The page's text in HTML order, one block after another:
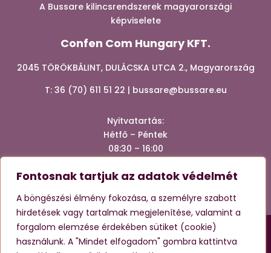
Fontosnak tartjuk az adatok védelmét
A böngészési élmény fokozása, a személyre szabott
hirdetések vagy tartalmak megjelenítése, valamint a
forgalom elemzése érdekében sütiket (cookie)
használunk. A "Mindet elfogadom" gombra kattintva
A Bussare kilincsrendszerek magyarországi
képviselete
Confen Com Hungary KFT.
2045 TÖRÖKBÁLINT, DULÁCSKA UTCA 2., Magyarország
T: 36 (70) 611 51 22 | bussare@bussare.eu
Nyitvatartás:
Hétfő – Péntek
08:30 – 16:00

Ez az oldal reCAPTCHA-val védett, és a GoogleAdatvédelmi